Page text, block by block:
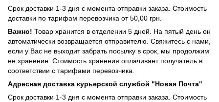
Срок доставки 1-3 дня с момента отправки заказа. Стоимость
доставки по тарифам перевозчика от 50,00 грн.
Важно! Товар хранится в отделении 5 дней. На пятый день он
автоматически возвращается отправителю. Свяжитесь с нами,
если у Вас не выходит забрать посылку в срок, мы продолжим
ее хранение. Стоимость хранения оплачивает получатель в
соответствии с тарифами перевозчика.
Адресная доставка курьерской службой "Новая Почта"
Срок доставки 1-3 дня с момента отправки заказа. Стоимость